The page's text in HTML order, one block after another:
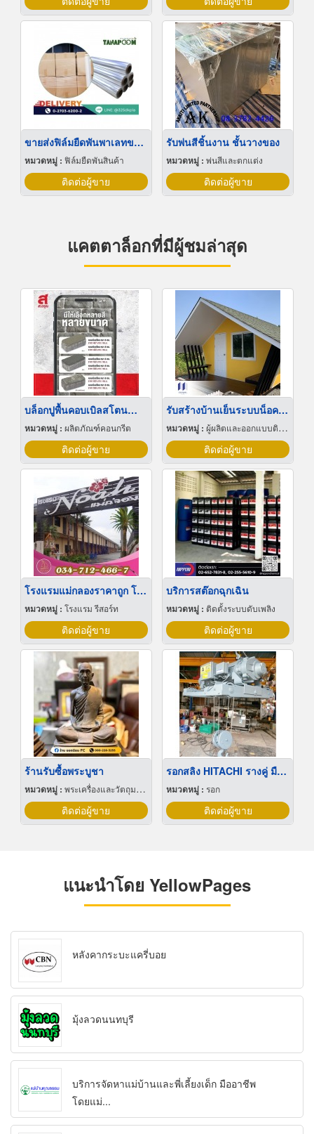
ขายส่งฟิล์มยืดพันพาเลทขนาดพันด้วยมือ Hand wrap
หมวดหมู่ : ฟิล์มยืดพันสินค้า
ติดต่อผู้ขาย
รับพ่นสีชิ้นงาน ชั้นวางของ
หมวดหมู่ : พ่นสีและตกแต่ง
ติดต่อผู้ขาย
แคตตาล็อกที่มีผู้ชมล่าสุด
บล็อกปูพื้นคอบเบิลสโตนสำหรับตกแต่งสวน
หมวดหมู่ : ผลิตภัณฑ์คอนกรีต
ติดต่อผู้ขาย
รับสร้างบ้านเย็นระบบน็อคดาวน์
หมวดหมู่ : ผู้ผลิตและออกแบบติดตั้งห้องเย็น
ติดต่อผู้ขาย
โรงแรมแม่กลองราคาถูก โรงแรมโนอาห์แม่กลอง
หมวดหมู่ : โรงแรม รีสอร์ท
ติดต่อผู้ขาย
บริการสต๊อกฉุกเฉิน
หมวดหมู่ : ติดตั้งระบบดับเพลิง
ติดต่อผู้ขาย
ร้านรับซื้อพระบูชา
หมวดหมู่ : พระเครื่องและวัตถุมงคล
ติดต่อผู้ขาย
รอกสลิง HITACHI รางคู่ มือสอง
หมวดหมู่ : รอก
ติดต่อผู้ขาย
แนะนำโดย YellowPages
หลังคากระบะแครี่บอย
มุ้งลวดนนทบุรี
บริการจัดหาแม่บ้านและพี่เลี้ยงเด็ก มืออาชีพ
โดยแม่...